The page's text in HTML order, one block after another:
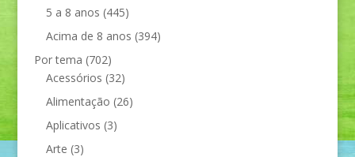
5 a 8 anos (445)
Acima de 8 anos (394)
Por tema (702)
Acessórios (32)
Alimentação (26)
Aplicativos (3)
Arte (3)